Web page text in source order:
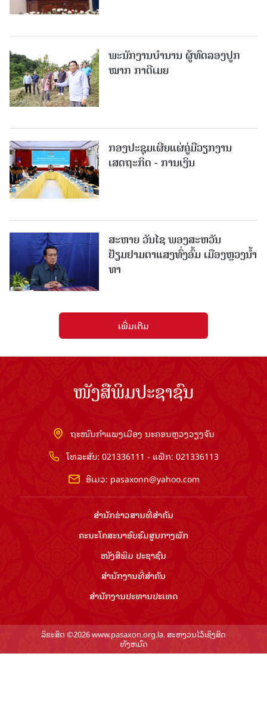
ພະ​ນັກ​ງານ​ບຳ​ນານ ​ຜູ້​ທົດລອງປູກ
ໝາກ ກາດີເມຍ
ກອງປະຊຸມເຜີຍແຜ່ຄູ່ມືວຽກງານ
ເສດຖະກິດ - ການເງິນ
ສະຫາຍ ວັນໄຊ ພອງສະຫວັນ
ຢ້ຽມຢາມຕາແສງທົ່ງອົ້ມ ເມືອງຫຼວງນໍ້າ
ທາ
ເພີ່ມເຕີມ
ໜັງສືພິມປະຊາຊົນ
ຖະໜົນກຳແພງເມືອງ ນະຄອນຫຼວງວຽງຈັນ
ໂທລະສັບ: 021336111 - ແຟັກ: 021336113
ອີເມວ: pasaxonn@yahoo.com
ສຳ​ນັກ​ຂ່າວ​ສານ​ທີ່​ສຳ​ຄັນ​
ຄະນະໂຄສະນາອົບຮົມ​ສູນ​ກາງ​ພັກ
ໜັງສືພິມ ປະ​ຊາ​ຊົນ
ສຳ​ນັກ​ງານ​ທີ່​ສຳ​ຄັນ
ສຳ​ນັກ​ງານ​ປະ​ທານ​ປະ​ເທດ
ລິຂະສິດ ©2026 www.pasaxon.org.la. ສະຫງວນໄວ້ເຊິງສິດ
ທັງຫມົດ